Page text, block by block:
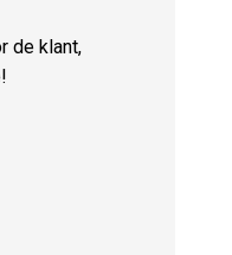
de klant,